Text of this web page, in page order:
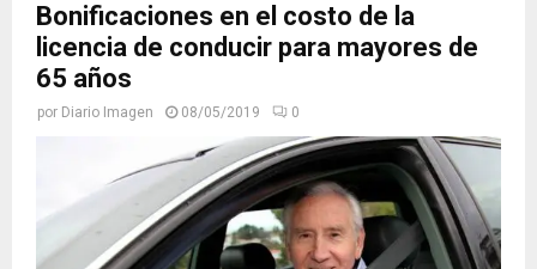
Bonificaciones en el costo de la
licencia de conducir para mayores de
65 años
por Diario Imagen 08/05/2019 0